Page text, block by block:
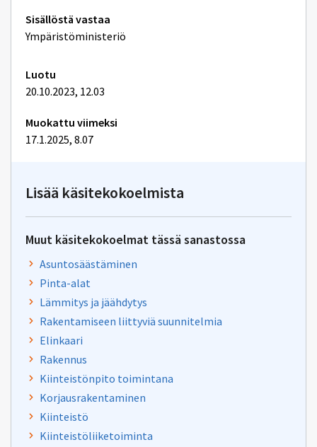
Tekniset
lisätiedot
Sisällöstä vastaa
Ympäristöministeriö
Luotu
20.10.2023, 12.03
Muokattu viimeksi
17.1.2025, 8.07
Lisää käsitekokoelmista
Muut käsitekokoelmat tässä sanastossa
Asuntosäästäminen
Pinta-alat
Lämmitys ja jäähdytys
Rakentamiseen liittyviä suunnitelmia
Elinkaari
Rakennus
Kiinteistönpito toimintana
Korjausrakentaminen
Kiinteistö
Kiinteistöliiketoiminta